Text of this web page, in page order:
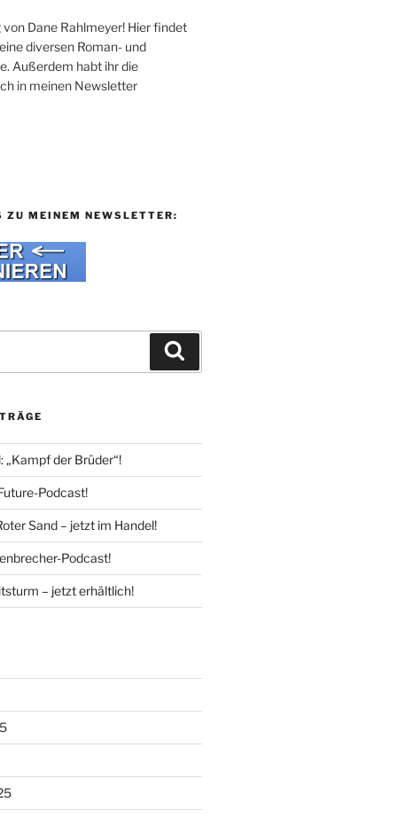
Dane Rahlmeyer! Hier findet
diversen Roman- und
Außerdem habt ihr die
in meinen Newsletter
ZU MEINEM NEWSLETTER:
„Kampf der Brüder“!
Podcast!
Sand – jetzt im Handel!
Podcast!
– jetzt erhältlich!